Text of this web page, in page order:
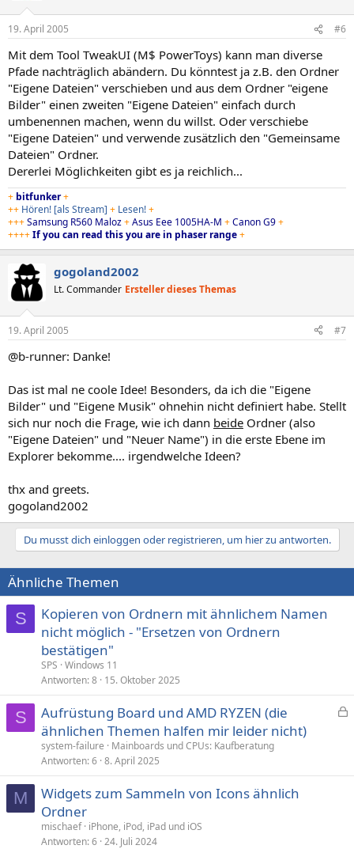
19. April 2005 #6
Mit dem Tool TweakUI (M$ PowerToys) kann man diverse
Pfade nachträglich abändern. Du könntest ja z.B. den Ordner
"Eigene Dateien" verschieben und aus dem Ordner "eigene
Bilder" einen zweiten "Eigene Dateien" einfach durch
umbenennen machen, wenn du willst. Oder verschiebe
"Eigene Dateien" und verwende zusätzlich den "Gemeinsame
Dateien" Ordner.
Dererlei Möglichkeiten gibt es ja reichlich...
+ bitfunker+
++ Hören! [als Stream] + Lesen!+
+++Samsung R560 Maloz+Asus Eee 1005HA-M +Canon G9+
++++If you can read this you are in phaser range+
gogoland2002
Lt. Commander Ersteller dieses Themas
19. April 2005 #7
@b-runner: Danke!
Das ist mal ne coole Idee! Besonders, da ich die "Eigene
Bilder" und "Eigene Musik" ohnehin nicht definiert habe. Stellt
sich nur noch die Frage, wie ich dann beide Ordner (also
"Eigene Dateien" und "Neuer Name") in die erste Ebene im
Explorer bekomme.... irgendwelche Ideen?
thx and greets.
gogoland2002
Du musst dich einloggen oder registrieren, um hier zu antworten.
Ähnliche Themen
S
Kopieren von Ordnern mit ähnlichem Namen
nicht möglich - "Ersetzen von Ordnern
bestätigen"
SPS Windows 11
Antworten 8 15. Oktober 2025
S
e
Aufrüstung Board und AMD RYZEN (die
ähnlichen Themen halfen mir leider nicht)
system-failure
Mainboards und CPUs: Kaufberatung
Antworten 6 8. April 2025
M
Widgets zum Sammeln von Icons ähnlich
Ordner
mischaef iPhone, iPod, iPad und iOS
Antworten 6 24. Juli 2024